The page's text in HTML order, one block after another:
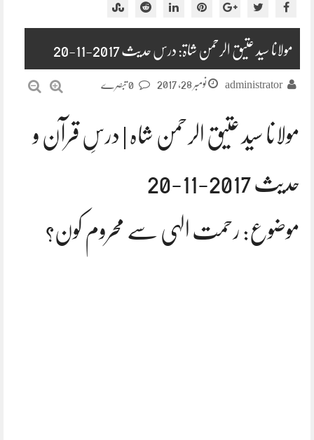
مولانا سید عتیق الرحمن شاۃ: درس حدیث 2017-11-20
administrator نومبر 28, 2017
مولانا سید عتیق الرحمن شاہ | درسِ قرآن و
حدیث 2017-11-20
موضوع: رحمت الہی سے محروم کون؟